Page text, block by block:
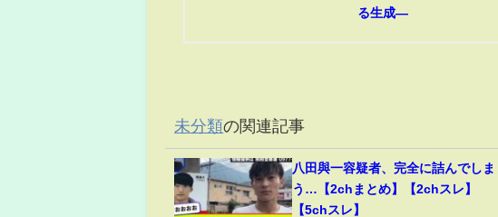
る生成―
未分類の関連記事
八田與一容疑者、完全に詰んでしま
う…【2chまとめ】【2chスレ】
【5chスレ】